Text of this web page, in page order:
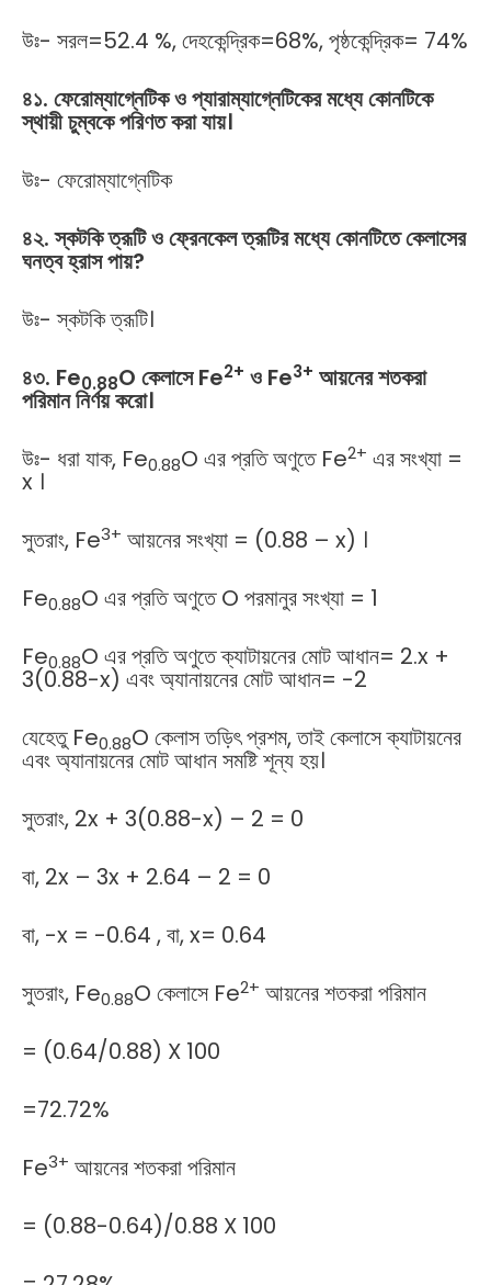
উঃ- সরল=52.4 %, দেহকেন্দ্রিক=68%, পৃষ্ঠকেন্দ্রিক= 74%
৪১. ফেরোম্যাগ্নেটিকওপ্যারাম্যাগ্নেটিকেরমধ্যেকোনটিকে
স্থায়ীচুম্বকেপরিণতকরাযায়।
উঃ- ফেরোম্যাগ্নেটিক
৪২.স্কটকিত্রূটিওফ্রেনকেলত্রূটিরমধ্যেকোনটিতেকেলাসের
ঘনত্বহ্রাসপায়?
উঃ- স্কটকি ত্রূটি।
৪৩. Fe0.88O কেলাসে Fe2+ ও Fe3+ আয়নের শতকরা
পরিমান নির্ণয় করো।
উঃ- ধরা যাক, Fe0.88O এর প্রতি অণুতে Fe2+ এর সংখ্যা =
x ।
সুতরাং, Fe3+ আয়নের সংখ্যা = (0.88 – x) ।
Fe0.88O এর প্রতি অণুতে O পরমানুর সংখ্যা = 1
Fe0.88O এর প্রতি অণুতে ক্যাটায়নের মোট আধান= 2.x +
3(0.88-x) এবং অ্যানায়নের মোট আধান= -2
যেহেতু Fe0.88O কেলাস তড়িৎ প্রশম, তাই কেলাসে ক্যাটায়নের
এবং অ্যানায়নের মোট আধান সমষ্টি শূন্য হয়।
সুতরাং, 2x + 3(0.88-x) – 2 = 0
বা, 2x – 3x + 2.64 – 2 = 0
বা, -x = -0.64 , বা, x= 0.64
সুতরাং, Fe0.88O কেলাসে Fe2+ আয়নের শতকরা পরিমান
= (0.64/0.88) X 100
=72.72%
Fe3+ আয়নের শতকরা পরিমান
= (0.88-0.64)/0.88 X 100